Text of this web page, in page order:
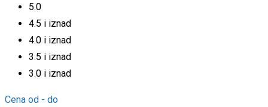
5.0
4.5 i iznad
4.0 i iznad
3.5 i iznad
3.0 i iznad
Cena od - do